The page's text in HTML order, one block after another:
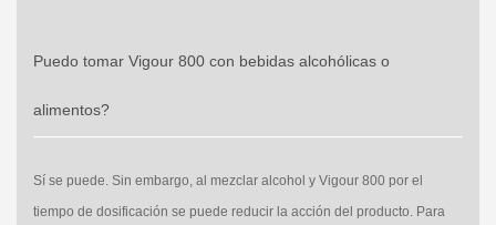
Puedo tomar Vigour 800 con bebidas alcohólicas o
alimentos?
Sí se puede. Sin embargo, al mezclar alcohol y Vigour 800 por el
tiempo de dosificación se puede reducir la acción del producto. Para